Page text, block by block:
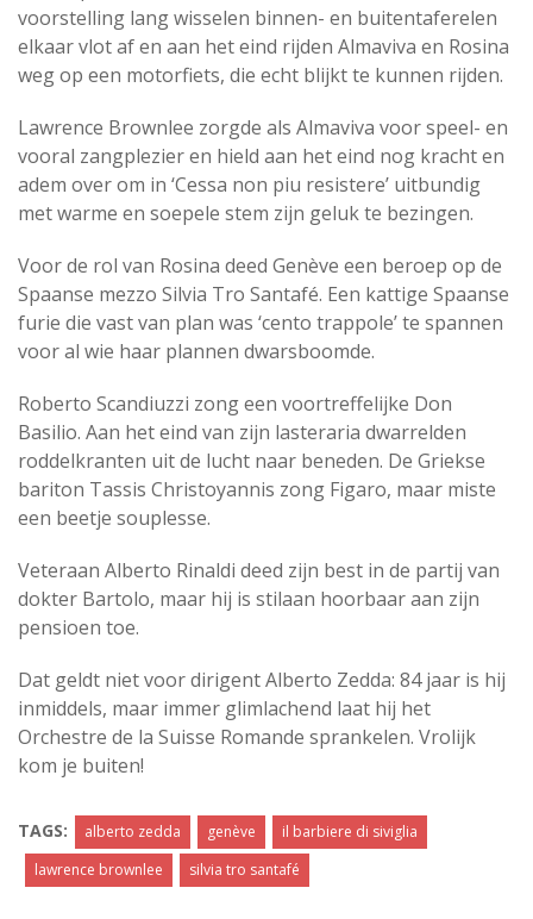
voorstelling lang wisselen binnen- en buitentaferelen
elkaar vlot af en aan het eind rijden Almaviva en Rosina
weg op een motorfiets, die echt blijkt te kunnen rijden.
Lawrence Brownlee zorgde als Almaviva voor speel- en
vooral zangplezier en hield aan het eind nog kracht en
adem over om in ‘Cessa non piu resistere’ uitbundig
met warme en soepele stem zijn geluk te bezingen.
Voor de rol van Rosina deed Genève een beroep op de
Spaanse mezzo Silvia Tro Santafé. Een kattige Spaanse
furie die vast van plan was ‘cento trappole’ te spannen
voor al wie haar plannen dwarsboomde.
Roberto Scandiuzzi zong een voortreffelijke Don
Basilio. Aan het eind van zijn lasteraria dwarrelden
roddelkranten uit de lucht naar beneden. De Griekse
bariton Tassis Christoyannis zong Figaro, maar miste
een beetje souplesse.
Veteraan Alberto Rinaldi deed zijn best in de partij van
dokter Bartolo, maar hij is stilaan hoorbaar aan zijn
pensioen toe.
Dat geldt niet voor dirigent Alberto Zedda: 84 jaar is hij
inmiddels, maar immer glimlachend laat hij het
Orchestre de la Suisse Romande sprankelen. Vrolijk
kom je buiten!
TAGS: alberto zedda genève
il barbiere di siviglia
lawrence brownlee
silvia tro santafé